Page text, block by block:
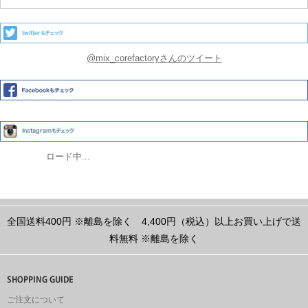
@mix_corefactoryさんのツイート
ロード中...
全国送料400円 ※離島を除く
4,400円（税込）以上お買い上げで送
料無料 ※離島を除く
ご注文について